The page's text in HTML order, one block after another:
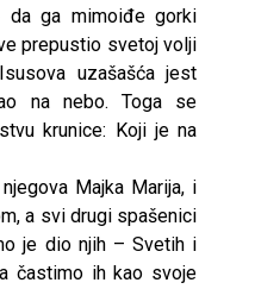
da ga mimoiđe gorki
prepustio svetoj volji
uzašašća jest
na nebo. Toga se
krunice: Koji je na
Majka Marija, i
a svi drugi spašenici
je dio njih – Svetih i
častimo ih kao svoje